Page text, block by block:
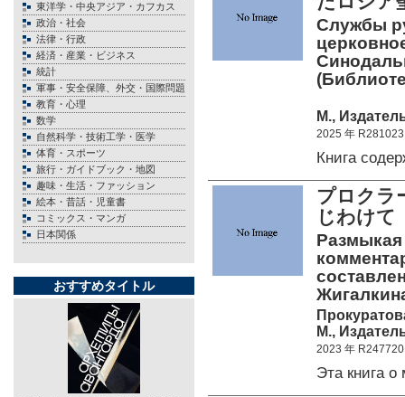
東洋学・中央アジア・カフカス
政治・社会
法律・行政
経済・産業・ビジネス
統計
軍事・安全保障、外交・国際問題
教育・心理
数学
自然科学・技術工学・医学
体育・スポーツ
旅行・ガイドブック・地図
趣味・生活・ファッション
絵本・昔話・児童書
コミックス・マンガ
日本関係
おすすめタイトル
Службы
М.,
2025 年 R281023
Книга
プロクラ
じわけて
М.,
2023 年 R247720
Эта книга